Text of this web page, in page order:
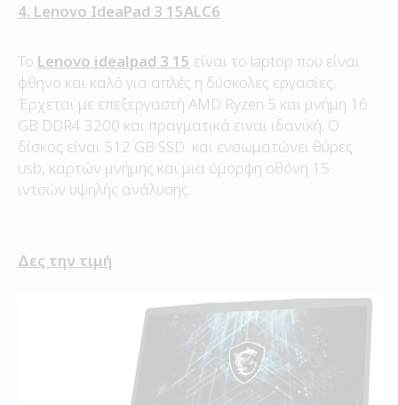
4. Lenovo IdeaPad 3 15ALC6
Το Lenovo idealpad 3 15 είναι το laptop που είναι
φθηνο και καλό για απλές η δύσκολες εργασίες.
Έρχεται με επεξεργαστή AMD Ryzen 5 και μνήμη 16
GB DDR4 3200 και πραγματικά ειναι ιδανική. Ο
δίσκος είναι 512 GB SSD και ενσωματώνει θύρες
usb, καρτών μνήμης και μια όμορφη οθόνη 15
ιντσών υψηλής ανάλυσης.
Δες την τιμή